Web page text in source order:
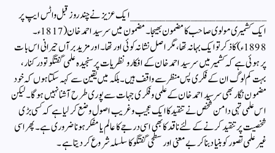
___________________________ ایک عزیز نے چند روز قبل واٹس ایپ پر
ایک کشمیری مولوی صاحب کا مضمون بھیجا۔ مضمون میں سرسید احمد خان (1817ء۔
1898ء) کا ذکر تو ایک بہانہ تھا، مگر اصل نشانہ کوئی اور تھا۔ اور مزید برآں حیرانی اس بات
پر ہوئی ہے کہ کشمیر میں سرسید احمد خان کے افکار و نظریات پر سنجیدہ علمی گفتگو تو درکنار،
بہت کم لوگ ان کے فکری پس منظر سے واقف ہیں۔ بلکہ میں یقین سے کہہ سکتا ہوں کہ خود
مضمون نگار بھی سرسید احمد خان کے علمی و فکری جہات سے پوری طرح آشنا نہیں ہوگا۔ لیکن
اس علمی تہی دامن شخص نے تنقید کا ایک عجیب و غریب اصول وضع کر لیا ہے کہ کسی بڑی
شخصیت پر تنقید کرنے کے لئے ناقد کا بھی اسی درجے کا عالم یا مفکر ہونا ضروری ہے۔ پھر اسی
غیر علمی تصور کو بنیاد بنا کر بے معنی اور سطحی گفتگو کا سلسلہ شروع کر دیتا ہے۔